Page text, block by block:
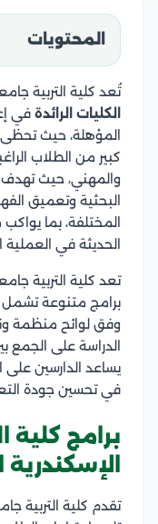
المحتويات
تُعد كلية التربية
الكليات الرائدة في
المؤهلة، حيث تحظى
كبير من الطلاب
والمهني، حيث تهدف
البحثية وتعميق
المختلفة، بما
الحديثة في العملية
تعد كلية التربية
برامج متنوعة تشمل
وفق لوائح منظمة
الدراسة على الجمع
يساعد الدارسين
في تحسين جودة
برامج كلية
الإسكندرية
تقدم كلية التربية